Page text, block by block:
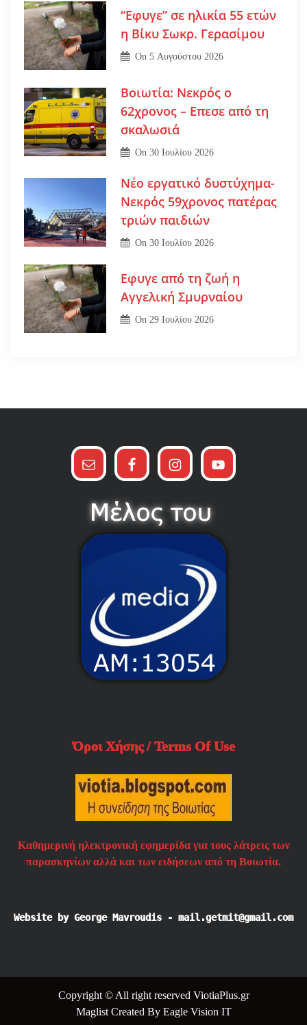
“Εφυγε” σε ηλικία 55 ετών
η Βίκυ Σωκρ. Γερασίμου
On5 Αυγούστου 2026
Βοιωτία: Νεκρός ο
62χρονος – Επεσε από τη
σκαλωσιά
On30 Ιουλίου 2026
Νέο εργατικό δυστύχημα-
Νεκρός 59χρονος πατέρας
τριών παιδιών
On30 Ιουλίου 2026
Εφυγε από τη ζωή η
Αγγελική Σμυρναίου
On29 Ιουλίου 2026
Όροι Χήσης / Terms Of Use
Καθημερινή ηλεκτρονική εφημερίδα για τους λάτρεις των
παρασκηνίων αλλά και των ειδήσεων από τη Βοιωτία.
Website by George Mavroudis - mail.getmit@gmail.com
Copyright © All right reserved ViotiaPlus.gr
Maglist Created By Eagle Vision IT